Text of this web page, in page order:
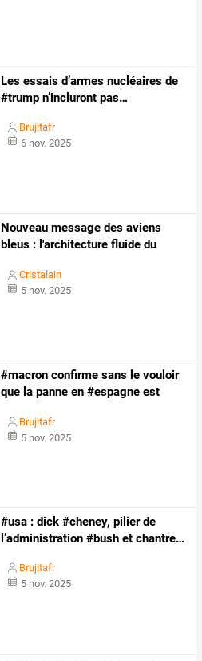
Les essais d’armes nucléaires de
#trump n’incluront pas…
Brujitafr
6 nov. 2025
Nouveau message des aviens
bleus : l'architecture fluide du
Cristalain
5 nov. 2025
#macron confirme sans le vouloir
que la panne en #espagne est
Brujitafr
5 nov. 2025
#usa : dick #cheney, pilierde
l’administration #bush et chantre…
Brujitafr
5 nov. 2025